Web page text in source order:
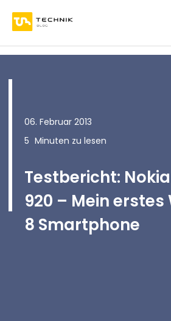
06. Februar 2013
5 Minuten zu lesen
Testbericht:
920 – Mein
8 Smartphone